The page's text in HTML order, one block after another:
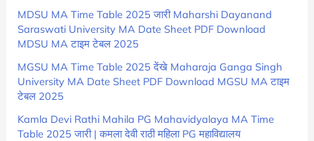
MDSU MA Time Table 2025 जारी Maharshi Dayanand
Saraswati University MA Date Sheet PDF Download
MDSU MA टाइम टेबल 2025
MGSU MA Time Table 2025 देंखे Maharaja Ganga Singh
University MA Date Sheet PDF Download MGSU MA टाइम
टेबल 2025
Kamla Devi Rathi Mahila PG Mahavidyalaya MA Time
Table 2025 जारी | कमला देवी राठी महिला PG महाविद्यालय